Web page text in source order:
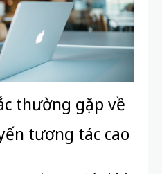
thường gặp về
tương tác cao